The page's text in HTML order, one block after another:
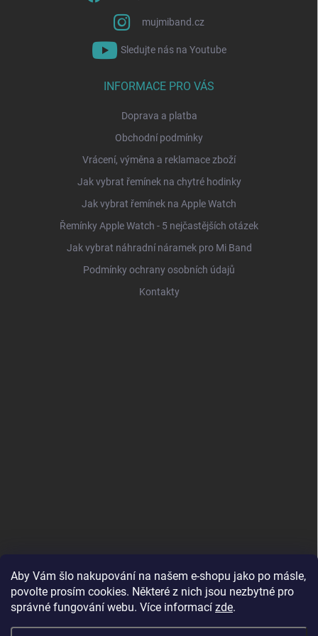
Aby Vám šlo nakupování na našem e-shopu jako po másle,
povolte prosím cookies. Některé z nich jsou nezbytné pro
správné fungování webu. Více informací zde.
mujmiband.cz
Sledujte nás na Youtube
INFORMACE PRO VÁS
Doprava a platba
Obchodní podmínky
Vrácení, výměna a reklamace zboží
Jak vybrat řemínek na chytré hodinky
Jak vybrat řemínek na Apple Watch
Řemínky Apple Watch - 5 nejčastějších otázek
Jak vybrat náhradní náramek pro Mi Band
Podmínky ochrany osobních údajů
Kontakty
MojRemienok.sk